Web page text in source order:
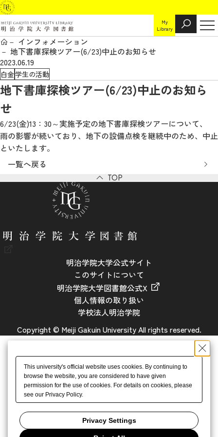
My
Library
インフォメーション
地下書庫探検ツアー(6/23)中止のお知らせ
2023.06.19
白金学生の活動
地下書庫探検ツアー(6/23)中止のお知ら
せ
6/23(金)13：30～実施予定の地下書庫探検ツアーについて、
雨の影響が続いており、地下の設備点検を継続中のため、中止
といたします。
一覧へ戻る
TOP
明治学院大学公式サイト
このサイトについて
明治学院大学図書館公式X
個人情報の取り扱い
学校法人明治学院
Copyright © Meiji Gakuin University All rights reserved.
This university's official website uses cookies. By continuing to
browse the website, you are considered to have given
permission for the use of cookies. For details on cookies, please
see our Privacy Policy.
Privacy Settings